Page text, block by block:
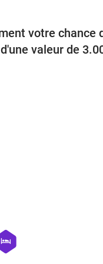
votre chance
valeur de
hotel